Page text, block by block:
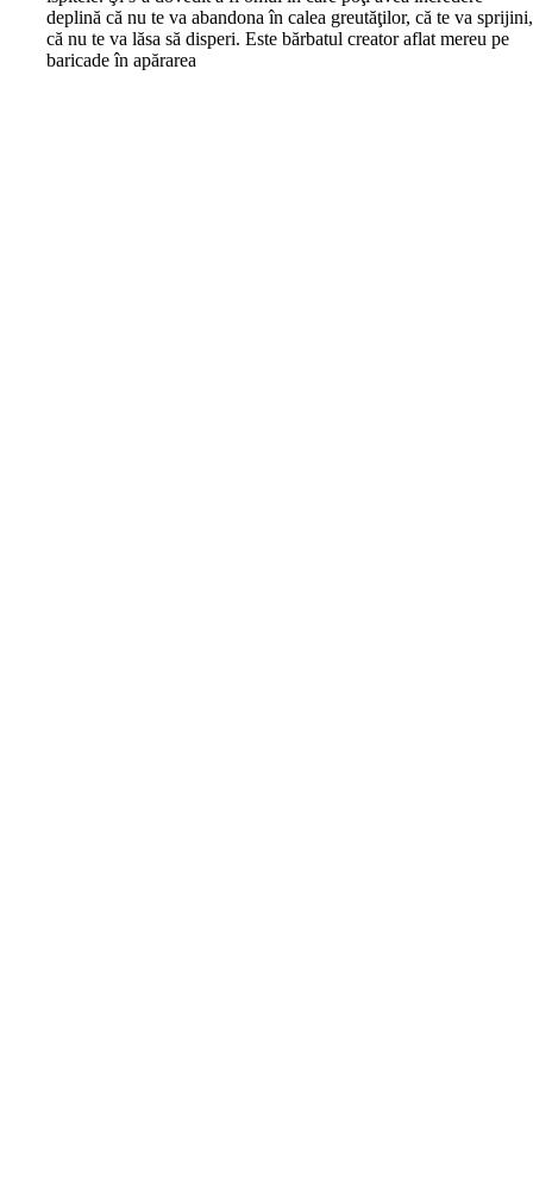
deplină că nu te va abandona în calea greutăţilor, că te va sprijini,
că nu te va lăsa să disperi. Este bărbatul creator aflat mereu pe
baricade în apărarea